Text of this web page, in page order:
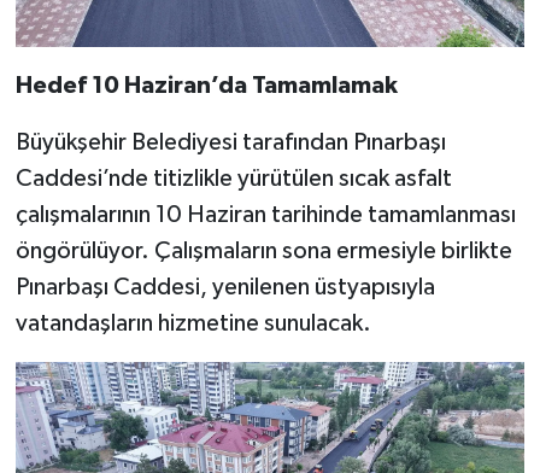
Hedef 10 Haziran’da Tamamlamak
Büyükşehir Belediyesi tarafından Pınarbaşı
Caddesi’nde titizlikle yürütülen sıcak asfalt
çalışmalarının 10 Haziran tarihinde tamamlanması
öngörülüyor. Çalışmaların sona ermesiyle birlikte
Pınarbaşı Caddesi, yenilenen üstyapısıyla
vatandaşların hizmetine sunulacak.